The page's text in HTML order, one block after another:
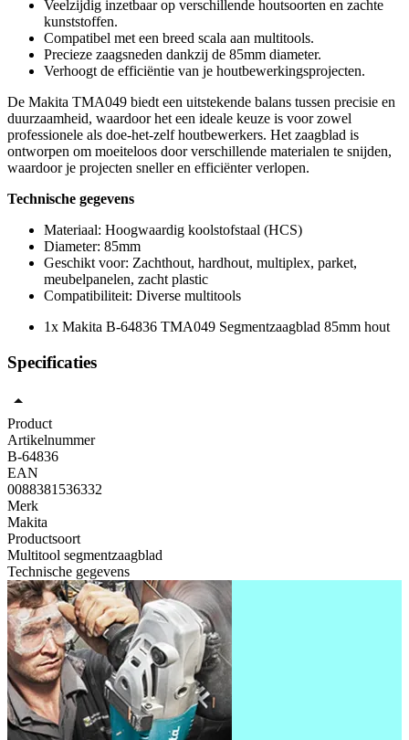
Veelzijdig inzetbaar op verschillende houtsoorten en zachte
kunststoffen.
Compatibel met een breed scala aan multitools.
Precieze zaagsneden dankzij de 85mm diameter.
Verhoogt de efficiëntie van je houtbewerkingsprojecten.
De Makita TMA049 biedt een uitstekende balans tussen precisie en
duurzaamheid, waardoor het een ideale keuze is voor zowel
professionele als doe-het-zelf houtbewerkers. Het zaagblad is
ontworpen om moeiteloos door verschillende materialen te snijden,
waardoor je projecten sneller en efficiënter verlopen.
Technische gegevens
Materiaal: Hoogwaardig koolstofstaal (HCS)
Diameter: 85mm
Geschikt voor: Zachthout, hardhout, multiplex, parket,
meubelpanelen, zacht plastic
Compatibiliteit: Diverse multitools
1x Makita B-64836 TMA049 Segmentzaagblad 85mm hout
Specificaties
Product
Artikelnummer
B-64836
EAN
0088381536332
Merk
Makita
Productsoort
Multitool segmentzaagblad
Technische gegevens